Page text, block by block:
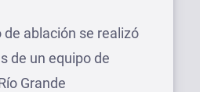
ablación se realizó
de un equipo de
Grande